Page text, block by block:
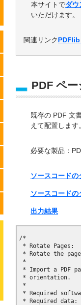
本サイトでダウ
いただけます。
関連リンク
PDF ペ
既存の PDF 文
えて配置します
必要な製品：
ソースコード
ソースコード
出力結果
/*
* Rotate Pages:
* Rotate the
*
* Import a PDF
* orientation.
*
* Required
* Required data: